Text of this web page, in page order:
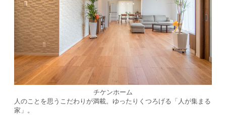
チケンホーム
人のことを思うこだわりが満載。ゆったりくつろげる「人が集まる
家」。